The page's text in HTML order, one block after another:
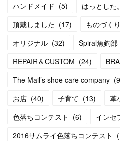
ハンドメイド (5) はっとした。
頂戴しました (17) ものづく
オリジナル (32) Spiral魚釣部
REPAIR＆CUSTOM (24)
The Mail’s shoe care company (9
お店 (40) 子育て (13) 革
色落ちコンテスト (6) インセ
2016サムライ色落ちコンテスト (